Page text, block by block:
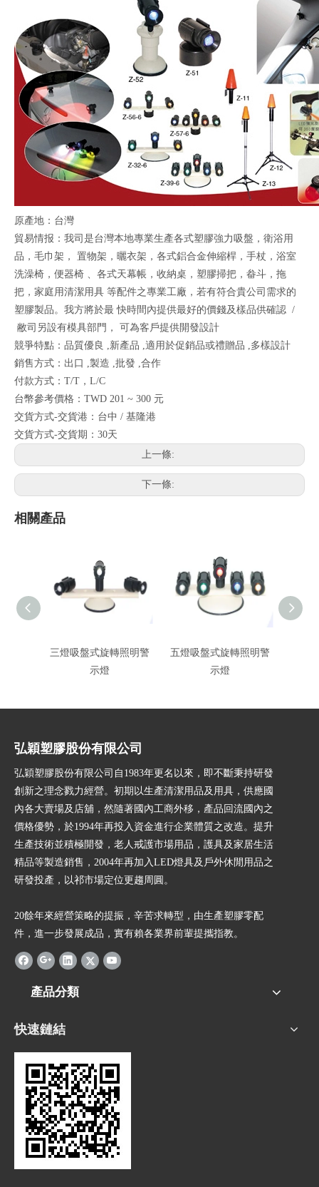
原產地：台灣
貿易情报：我司是台灣本地專業生產各式塑膠強力吸盤，衛浴用
品，毛巾架， 置物架，曬衣架，各式鋁合金伸縮桿，手杖，浴室
洗澡椅，便器椅 、各式天幕帳，收納桌，塑膠掃把，畚斗，拖
把，家庭用清潔用具 等配件之專業工廠，若有符合貴公司需求的
塑膠製品。我方將於最 快時間內提供最好的價錢及樣品供確認 /
敝司另設有模具部門， 可為客戶提供開發設計
競爭特點：品質優良 ,新產品 ,適用於促銷品或禮贈品 ,多樣設計
銷售方式：出口 ,製造 ,批發 ,合作
付款方式：T/T，L/C
台幣參考價格：TWD 201 ~ 300 元
交貨方式-交貨港：台中 / 基隆港
交貨方式-交貨期：30天
上一條:
下一條:
相關產品
三燈吸盤式旋轉照明警
示燈
五燈吸盤式旋轉照明警
示燈
弘穎塑膠股份有限公司
弘穎塑膠股份有限公司自1983年更名以來，即不斷秉持研發
創新之理念戮力經營。初期以生產清潔用品及用具，供應國
內各大賣場及店舖，然隨著國內工商外移，產品回流國內之
價格優勢，於1994年再投入資金進行企業體質之改造。提升
生產技術並積極開發，老人戒護市場用品，護具及家居生活
精品等製造銷售，2004年再加入LED燈具及戶外休閒用品之
研發投產，以祁市場定位更趨周圓。
20餘年來經營策略的提振，辛苦求轉型，由生產塑膠零配
件，進一步發展成品，實有賴各業界前輩提攜指教。
產品分類
快速鏈結